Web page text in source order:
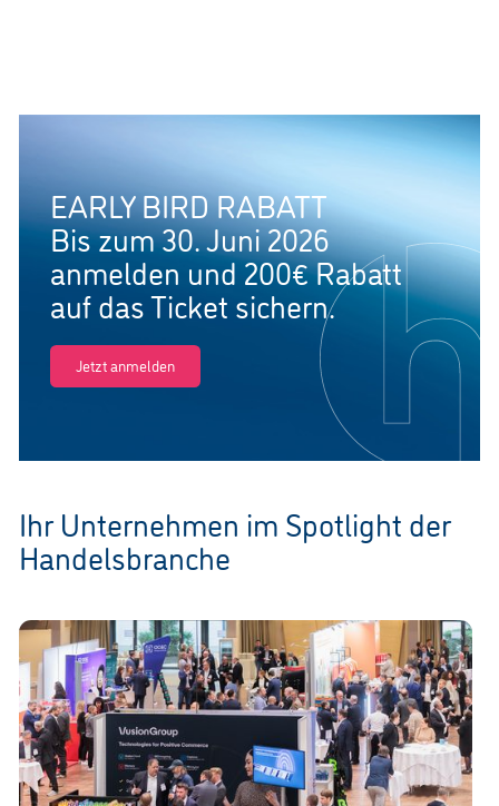
EARLY BIRD RABATT
Bis zum 30. Juni 2026
anmelden und 200€ Rabatt
auf das Ticket sichern.
Jetzt anmelden
Ihr Unternehmen im Spotlight der
Handelsbranche